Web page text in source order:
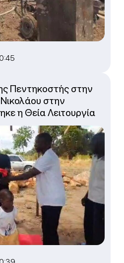
Πεντηκοστής στην
στην
η Θεία Λειτουργία